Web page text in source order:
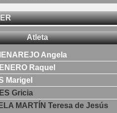
Atleta
Angela
Raquel
Marigel
Gricia
MARTÍN Teresa de Jesús